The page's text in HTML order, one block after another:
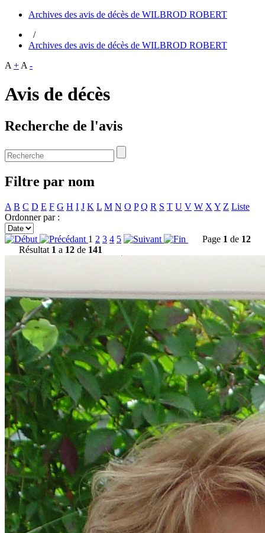
Archives des avis de décès de WILBROD ROBERT
/
Archives des avis de décès de WILBROD ROBERT
A + A -
Avis de décès
Recherche de l'avis
Filtre par nom
A B C D E F G H I J K L M N O P Q R S T U V W X Y Z Liste
Ordonner par :
1 2 3 4 5 Page 1 de 12
Résultat 1 a 12 de 141